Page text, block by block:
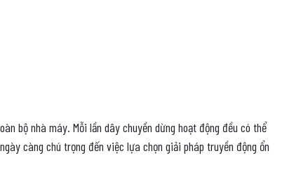
bộ nhà máy. Mỗi lần dây chuyền dừng hoạt động đều có thể
càng chú trọng đến việc lựa chọn giải pháp truyền động ổn